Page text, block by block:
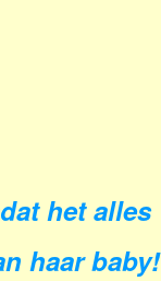
het alles
haar baby!